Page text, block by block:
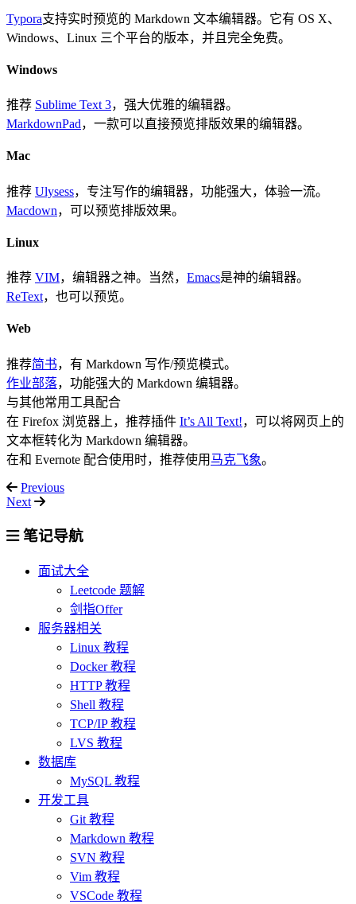
Typora支持实时预览的 Markdown 文本编辑器。它有 OS X、
Windows、Linux 三个平台的版本，并且完全免费。
Windows
推荐 Sublime Text 3，强大优雅的编辑器。
MarkdownPad，一款可以直接预览排版效果的编辑器。
Mac
推荐 Ulysess，专注写作的编辑器，功能强大，体验一流。
Macdown，可以预览排版效果。
Linux
推荐 VIM，编辑器之神。当然， Emacs是神的编辑器。
ReText，也可以预览。
Web
推荐简书，有 Markdown 写作/预览模式。
作业部落，功能强大的 Markdown 编辑器。
与其他常用工具配合
在 Firefox 浏览器上，推荐插件 It’s All Text!，可以将网页上的
文本框转化为 Markdown 编辑器。
在和 Evernote 配合使用时，推荐使用 马克飞象。
Previous
Next
笔记导航
面试大全
Leetcode 题解
剑指Offer
服务器相关
Linux 教程
Docker 教程
HTTP 教程
Shell 教程
TCP/IP 教程
LVS 教程
数据库
MySQL 教程
开发工具
Git 教程
Markdown 教程
SVN 教程
Vim 教程
VSCode 教程